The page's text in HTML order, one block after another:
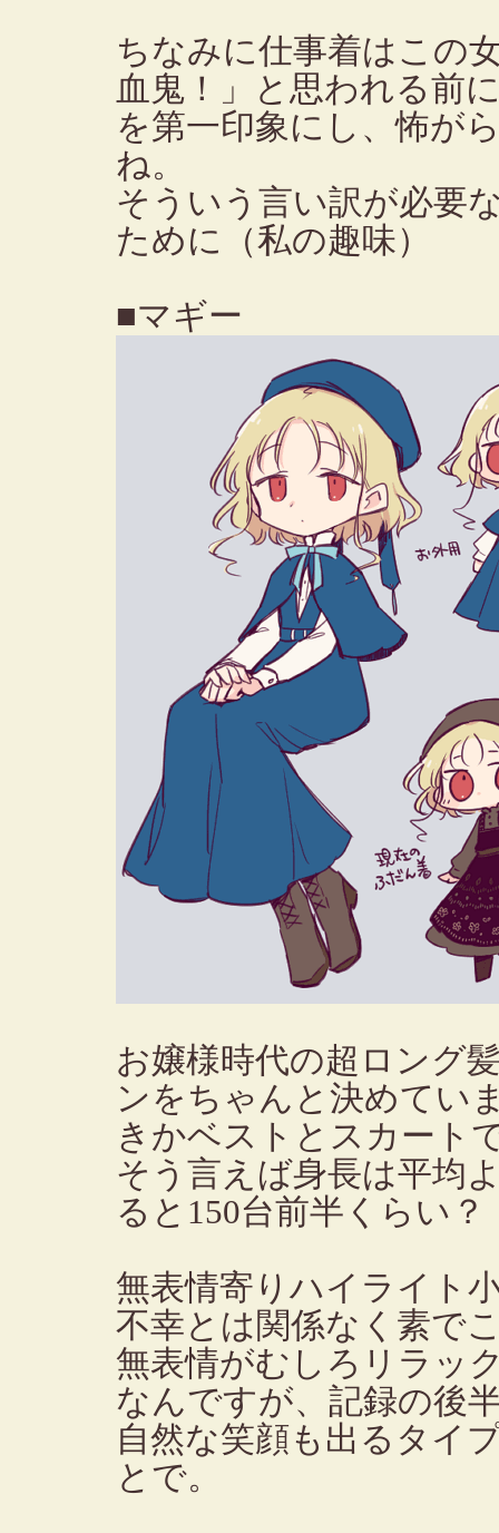
ちなみに仕事着はこの
血鬼！」と思われる前
を第一印象にし、怖が
ね。
そういう言い訳が必要
ために（私の趣味）
■マギー
お嬢様時代の超ロング
ンをちゃんと決めてい
きかベストとスカート
そう言えば身長は平均
ると150台前半くらい？
無表情寄りハイライト
不幸とは関係なく素で
無表情がむしろリラッ
なんですが、記録の後
自然な笑顔も出るタイ
とで。